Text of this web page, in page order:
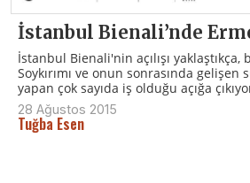
İstanbul Bienali’nde
İstanbul Bienali'nin açılışı
Soykırımı ve onun sonrasında
yapan çok sayıda iş olduğu açığa
28 Ağustos 2015
Tuğba Esen